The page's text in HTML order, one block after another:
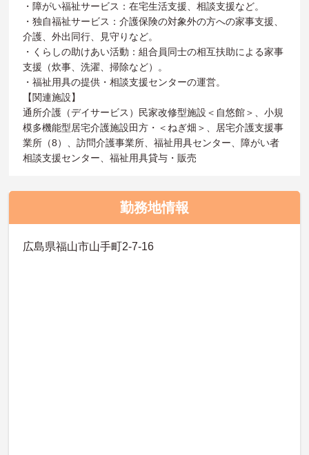
・障がい福祉サービス：在宅生活支援、相談支援など。
・独自福祉サービス：介護保険の対象外の方への家事支援、
介護、外出同行、見守りなど。
・くらしの助けあい活動：組合員同士の相互扶助による家事
支援（炊事、洗濯、掃除など）。
・福祉用具の提供・相談支援センターの運営。
【関連施設】
通所介護（デイサービス）民家改修型施設＜自悠館＞、小規
模多機能型居宅介護施設田方・＜ねぎ畑＞、居宅介護支援事
業所（8）、訪問介護事業所、福祉用具センター、障がい者
相談支援センター、福祉用具貸与・販売
勤務地情報
広島県福山市山手町2-7-16